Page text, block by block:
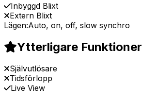
Inbyggd Blixt
Extern Blixt
Lägen:Auto, on, off, slow synchro
Ytterligare Funktioner
Självutlösare
Tidsförlopp
Live View